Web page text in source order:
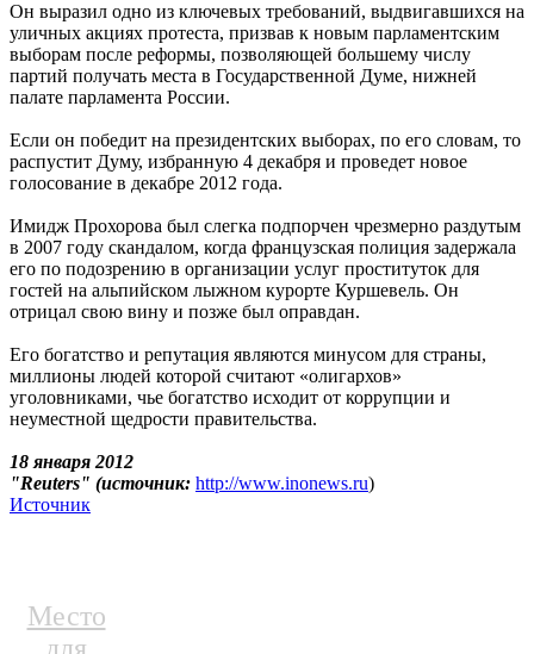
Он выразил одно из ключевых требований, выдвигавшихся на
уличных акциях протеста, призвав к новым парламентским
выборам после реформы, позволяющей большему числу
партий получать места в Государственной Думе, нижней
палате парламента России.
Если он победит на президентских выборах, по его словам, то
распустит Думу, избранную 4 декабря и проведет новое
голосование в декабре 2012 года.
Имидж Прохорова был слегка подпорчен чрезмерно раздутым
в 2007 году скандалом, когда французская полиция задержала
его по подозрению в организации услуг проституток для
гостей на альпийском лыжном курорте Куршевель. Он
отрицал свою вину и позже был оправдан.
Его богатство и репутация являются минусом для страны,
миллионы людей которой считают «олигархов»
уголовниками, чье богатство исходит от коррупции и
неуместной щедрости правительства.
18 января 2012
"Reuters" (источник: http://www.inonews.ru)
Источник
Место